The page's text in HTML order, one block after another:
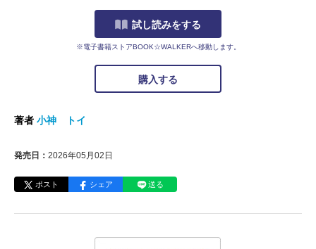
試し読みをする
※電子書籍ストアBOOK☆WALKERへ移動します。
購入する
著者 小神 トイ
発売日： 2026年05月02日
ポスト シェア 送る